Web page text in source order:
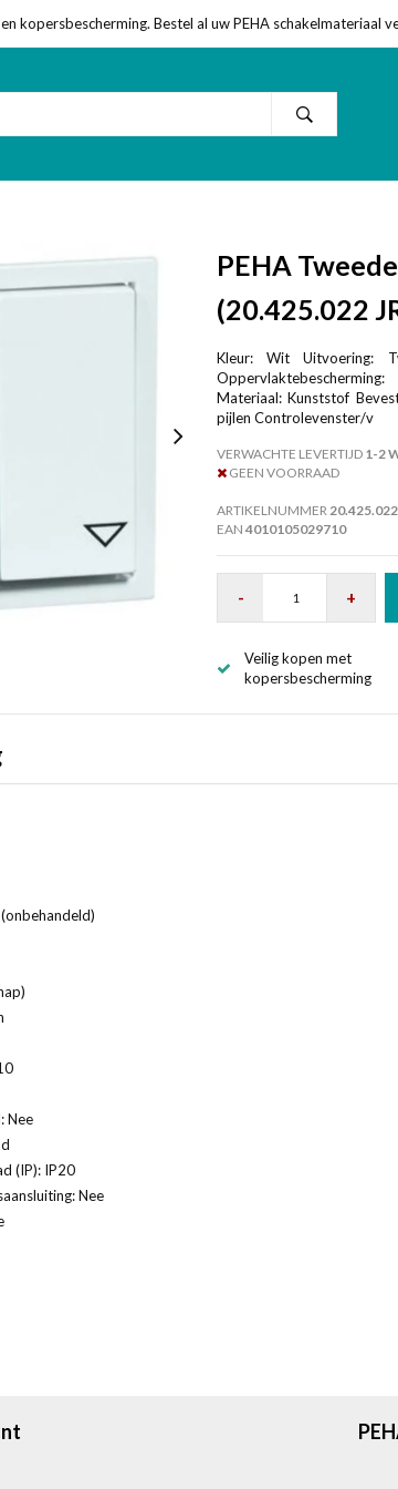
kopersbescherming. Bestel al uw PEHA schakelmateriaal
PEHA
(20.425.022
Kleur: Wit Uitvoering:
Materiaal: Kunststof
pijlen Controlevenster/v
VERWACHTE LEVERTIJD1-2
GEEN VOORRAAD
ARTIKELNUMMER 20.425.022
EAN 4010105029710
- +
Veilig kopen met
kopersbescherming
Nee
(IP): IP20
Nee